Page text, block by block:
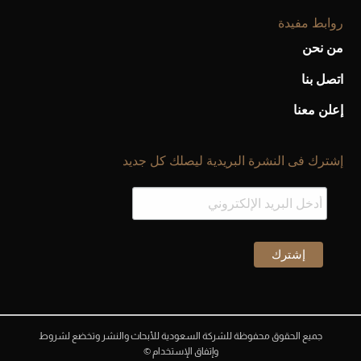
روابط مفيدة
من نحن
اتصل بنا
إعلن معنا
إشترك فى النشرة البريدية ليصلك كل جديد
جميع الحقوق محفوظة للشركة السعودية للأبحاث والنشر وتخضع لشروط
وإتفاق الإستخدام ©